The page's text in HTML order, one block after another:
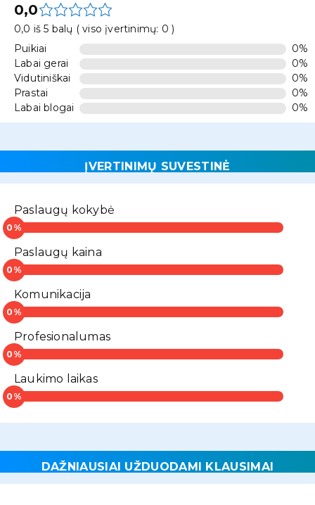
0,0
0,0 iš 5 balų ( viso įvertinimų: 0 )
Puikiai
0%
Labai gerai
0%
Vidutiniškai
0%
Prastai
0%
Labai blogai
0%
ĮVERTINIMŲ SUVESTINĖ
Paslaugų kokybė
Paslaugų kaina
Komunikacija
Profesionalumas
Laukimo laikas
DAŽNIAUSIAI UŽDUODAMI KLAUSIMAI